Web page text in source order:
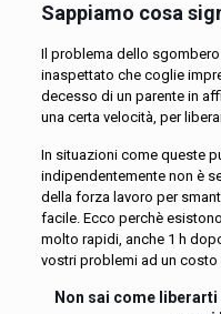
Sappiamo cosa
Il problema dello
inaspettato che coglie
decesso di un parente in
una certa velocità, per
In situazioni come queste
indipendentemente non è
della forza lavoro per
facile. Ecco perchè
molto rapidi, anche 1 h
vostri problemi ad un costo
Non sai come